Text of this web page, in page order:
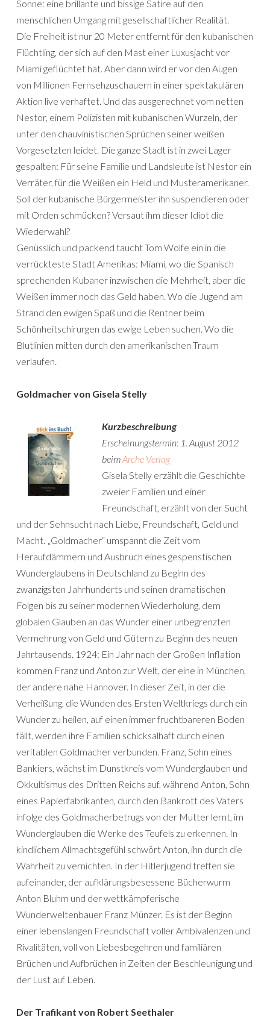
Sonne: eine brillante und bissige Satire auf den
menschlichen Umgang mit gesellschaftlicher Realität.
Die Freiheit ist nur 20 Meter entfernt für den kubanischen
Flüchtling, der sich auf den Mast einer Luxusjacht vor
Miami geflüchtet hat. Aber dann wird er vor den Augen
von Millionen Fernsehzuschauern in einer spektakulären
Aktion live verhaftet. Und das ausgerechnet vom netten
Nestor, einem Polizisten mit kubanischen Wurzeln, der
unter den chauvinistischen Sprüchen seiner weißen
Vorgesetzten leidet. Die ganze Stadt ist in zwei Lager
gespalten: Für seine Familie und Landsleute ist Nestor ein
Verräter, für die Weißen ein Held und Musteramerikaner.
Soll der kubanische Bürgermeister ihn suspendieren oder
mit Orden schmücken? Versaut ihm dieser Idiot die
Wiederwahl?
Genüsslich und packend taucht Tom Wolfe ein in die
verrückteste Stadt Amerikas: Miami, wo die Spanisch
sprechenden Kubaner inzwischen die Mehrheit, aber die
Weißen immer noch das Geld haben. Wo die Jugend am
Strand den ewigen Spaß und die Rentner beim
Schönheitschirurgen das ewige Leben suchen. Wo die
Blutlinien mitten durch den amerikanischen Traum
verlaufen.
Goldmacher von Gisela Stelly
Kurzbeschreibung
Erscheinungstermin: 1. August 2012
beimArche Verlag
Gisela Stelly erzählt die Geschichte
zweier Familien und einer
Freundschaft, erzählt von der Sucht
und der Sehnsucht nach Liebe, Freundschaft, Geld und
Macht. „Goldmacher“ umspannt die Zeit vom
Heraufdämmern und Ausbruch eines gespenstischen
Wunderglaubens in Deutschland zu Beginn des
zwanzigsten Jahrhunderts und seinen dramatischen
Folgen bis zu seiner modernen Wiederholung, dem
globalen Glauben an das Wunder einer unbegrenzten
Vermehrung von Geld und Gütern zu Beginn des neuen
Jahrtausends. 1924: Ein Jahr nach der Großen Inflation
kommen Franz und Anton zur Welt, der eine in München,
der andere nahe Hannover. In dieser Zeit, in der die
Verheißung, die Wunden des Ersten Weltkriegs durch ein
Wunder zu heilen, auf einen immer fruchtbareren Boden
fällt, werden ihre Familien schicksalhaft durch einen
veritablen Goldmacher verbunden. Franz, Sohn eines
Bankiers, wächst im Dunstkreis vom Wunderglauben und
Okkultismus des Dritten Reichs auf, während Anton, Sohn
eines Papierfabrikanten, durch den Bankrott des Vaters
infolge des Goldmacherbetrugs von der Mutter lernt, im
Wunderglauben die Werke des Teufels zu erkennen. In
kindlichem Allmachtsgefühl schwört Anton, ihn durch die
Wahrheit zu vernichten. In der Hitlerjugend treffen sie
aufeinander, der aufklärungsbesessene Bücherwurm
Anton Bluhm und der wettkämpferische
Wunderweltenbauer Franz Münzer. Es ist der Beginn
einer lebenslangen Freundschaft voller Ambivalenzen und
Rivalitäten, voll von Liebesbegehren und familiären
Brüchen und Aufbrüchen in Zeiten der Beschleunigung und
der Lust auf Leben.
Der Trafikant von Robert Seethaler